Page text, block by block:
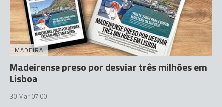
MADEIRA
Madeirense preso por desviar três milhões em
Lisboa
30 Mar 07:00